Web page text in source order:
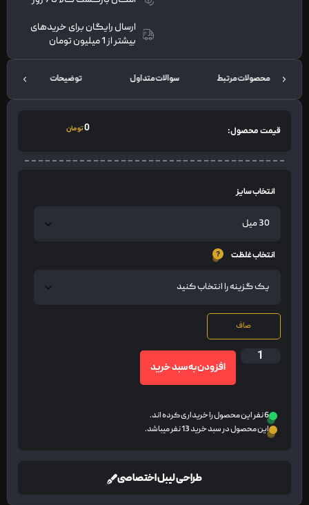
ارسال رایگان برای خریدهای
بیشتر از 1 میلیون تومان
محصولات مرتبط سوالات متداول توضیحات
قیمت محصول: تومان
انتخاب سایز
انتخاب غلظت
صاف
افزودن به سبد خرید
6 نفر این محصول را خریداری کرده اند.
این محصول در سبد خرید 13 نفر میباشد.
طراحی لیبل اختصاصی